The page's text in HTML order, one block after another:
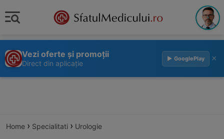
Vezi oferte și promoții
Direct din aplicație
▶ GooglePlay ×
Home › Specialitati › Urologie